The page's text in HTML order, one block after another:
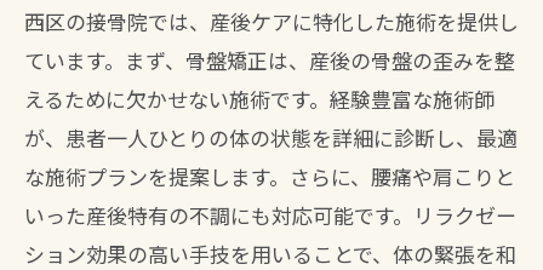
接骨院での体型改善プログラム
健康的な体型維持をサポート
産後のボディラインを整える
接骨院で美しい姿勢を手に入れる
体型改善の成功体験をシェア
産後の健康を支える北九州の接骨院
西区の接骨院では、産後ケアに特化した施術を提供し
ています。まず、骨盤矯正は、産後の骨盤の歪みを整
えるために欠かせない施術です。経験豊富な施術師
が、患者一人ひとりの体の状態を詳細に診断し、最適
な施術プランを提案します。さらに、腰痛や肩こりと
いった産後特有の不調にも対応可能です。リラクゼー
ション効果の高い手技を用いることで、体の緊張を和